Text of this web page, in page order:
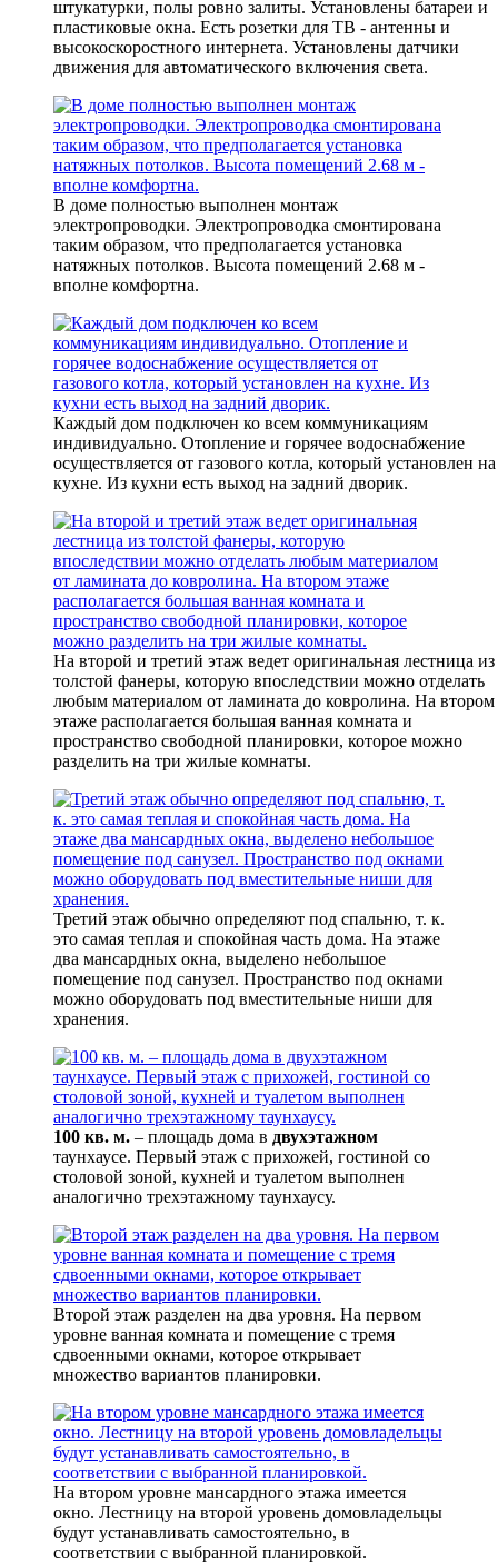
штукатурки, полы ровно залиты. Установлены батареи и
пластиковые окна. Есть розетки для ТВ - антенны и
высокоскоростного интернета. Установлены датчики
движения для автоматического включения света.
В доме полностью выполнен монтаж
электропроводки. Электропроводка смонтирована
таким образом, что предполагается установка
натяжных потолков. Высота помещений 2.68 м -
вполне комфортна.
Каждый дом подключен ко всем коммуникациям
индивидуально. Отопление и горячее водоснабжение
осуществляется от газового котла, который установлен на
кухне. Из кухни есть выход на задний дворик.
На второй и третий этаж ведет оригинальная лестница из
толстой фанеры, которую впоследствии можно отделать
любым материалом от ламината до ковролина. На втором
этаже располагается большая ванная комната и
пространство свободной планировки, которое можно
разделить на три жилые комнаты.
Третий этаж обычно определяют под спальню, т. к.
это самая теплая и спокойная часть дома. На этаже
два мансардных окна, выделено небольшое
помещение под санузел. Пространство под окнами
можно оборудовать под вместительные ниши для
хранения.
100 кв. м. – площадь дома в двухэтажном
таунхаусе. Первый этаж с прихожей, гостиной со
столовой зоной, кухней и туалетом выполнен
аналогично трехэтажному таунхаусу.
Второй этаж разделен на два уровня. На первом
уровне ванная комната и помещение с тремя
сдвоенными окнами, которое открывает
множество вариантов планировки.
На втором уровне мансардного этажа имеется
окно. Лестницу на второй уровень домовладельцы
будут устанавливать самостоятельно, в
соответствии с выбранной планировкой.